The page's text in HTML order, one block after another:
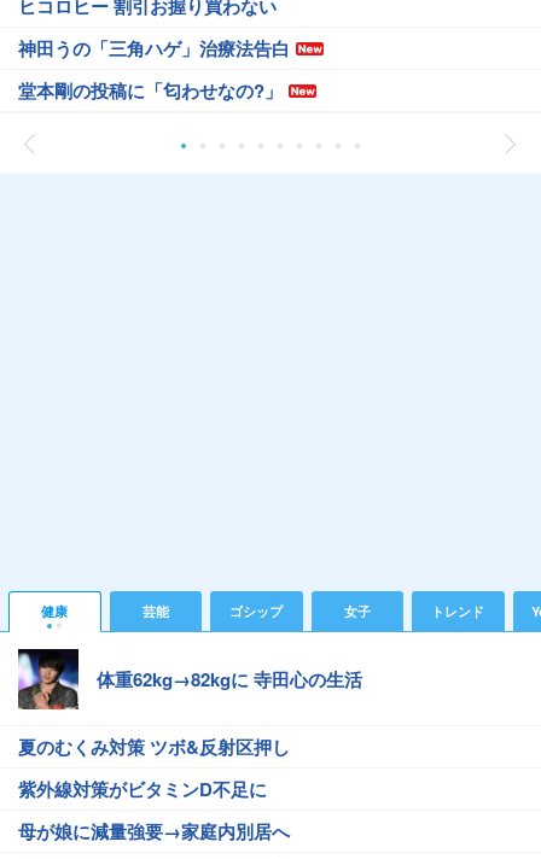
ヒコロヒー 割引お握り買わない
神田うの「三角ハゲ」治療法告白
堂本剛の投稿に「匂わせなの?」
健康 芸能 ゴシップ 女子 トレンド
体重62kg→82kgに 寺田心の生活
夏のむくみ対策 ツボ&反射区押し
紫外線対策がビタミンD不足に
母が娘に減量強要→家庭内別居へ